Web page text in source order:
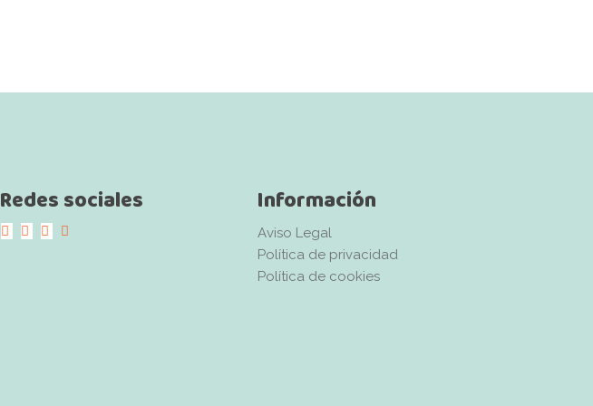
Redes sociales Información
Aviso Legal
Política de privacidad
Política de cookies